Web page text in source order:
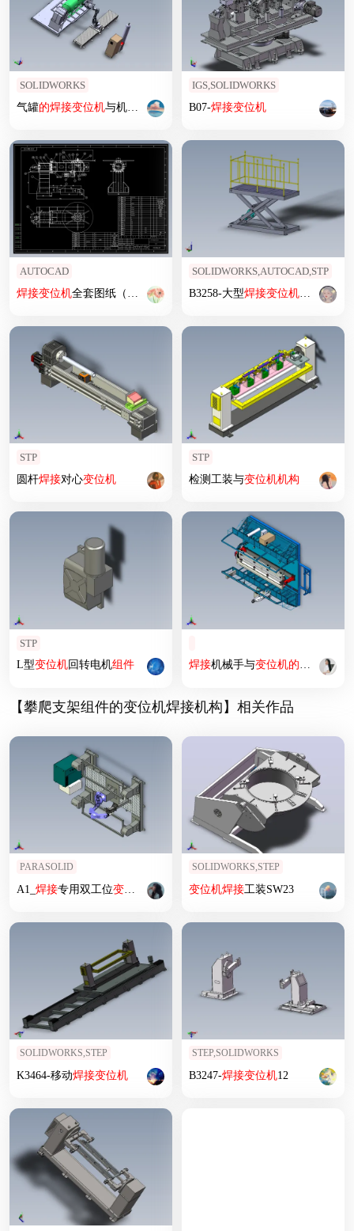
SOLIDWORKS
气罐的焊接变位机与机械手模拟
IGS,SOLIDWORKS
B07-焊接变位机
AUTOCAD
焊接变位机全套图纸（原创）
SOLIDWORKS,AUTOCAD,STP
B3258-大型焊接变位机、 焊接辅
STP
圆杆焊接对心变位机
STP
检测工装与变位机机构
STP
L型变位机回转电机组件 焊接机械手与变位机的看台式单元
【攀爬支架组件的变位机焊接机构】相关作品
PARASOLID
A1_ 焊接专用双工位变位
SOLIDWORKS,STEP
变位机焊接工装SW23
SOLIDWORKS,STEP
K3464-移动焊接变位机
STEP,SOLIDWORKS
B3247-焊接变位机12